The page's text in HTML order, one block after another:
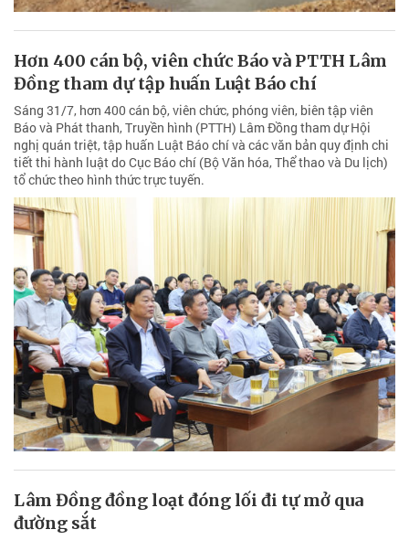
Hơn 400 cán bộ, viên chức Báo và PTTH Lâm
Đồng tham dự tập huấn Luật Báo chí
Sáng 31/7, hơn 400 cán bộ, viên chức, phóng viên, biên tập viên
Báo và Phát thanh, Truyền hình (PTTH) Lâm Đồng tham dự Hội
nghị quán triệt, tập huấn Luật Báo chí và các văn bản quy định chi
tiết thi hành luật do Cục Báo chí (Bộ Văn hóa, Thể thao và Du lịch)
tổ chức theo hình thức trực tuyến.
Lâm Đồng đồng loạt đóng lối đi tự mở qua
đường sắt